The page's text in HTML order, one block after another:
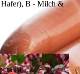
Hafer), B - Milch &